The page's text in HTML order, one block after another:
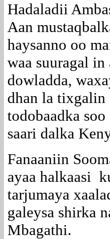
Hadaladii
Aan
haysanno oo
waa suuragal in
dowladda,
dhan la tixgalin
todobaadka
saari dalka
Fanaaniin
ayaa halkaasi
tarjumaya
galeysa shirka
Mbagathi.